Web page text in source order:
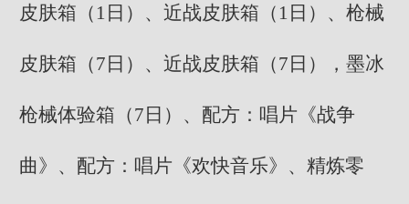
皮肤箱（1日）、近战皮肤箱（1日）、枪械
皮肤箱（7日）、近战皮肤箱（7日），墨冰
枪械体验箱（7日）、配方：唱片《战争
曲》、配方：唱片《欢快音乐》、精炼零